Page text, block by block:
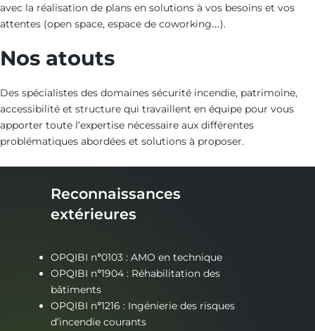
avec la réalisation de plans en solutions à vos besoins et vos
attentes (open space, espace de coworking…).
Nos atouts
Des spécialistes des domaines sécurité incendie, patrimoine,
accessibilité et structure qui travaillent en équipe pour vous
apporter toute l’expertise nécessaire aux différentes
problématiques abordées et solutions à proposer.
Reconnaissances
extérieures
OPQIBI n°0103 : AMO en technique
OPQIBI n°1904 : Réhabilitation des
bâtiments
OPQIBI n°1216 : Ingénierie des risques
d’incendie courants